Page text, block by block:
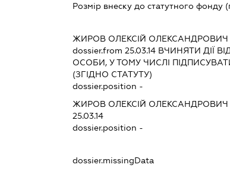
Розмір внеску до статутного фонду
ЖИРОВ ОЛЕКСІЙ ОЛЕКСАНДРОВИЧ
dossier.from 25.03.14ВЧИНЯТИ ДІЇ
ОСОБИ, У ТОМУ ЧИСЛІ
(ЗГІДНО СТАТУТУ)
dossier.position -
ЖИРОВ ОЛЕКСІЙ ОЛЕКСАНДРОВИЧ
25.03.14
dossier.position -
dossier.missingData